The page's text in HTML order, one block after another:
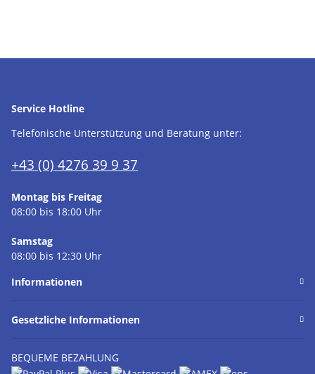
Service Hotline
Telefonische Unterstützung und Beratung unter:
+43 (0) 4276 39 9 37
Montag bis Freitag
08:00 bis 18:00 Uhr
Samstag
08:00 bis 12:30 Uhr
Informationen
Gesetzliche Informationen
BEQUEME BEZAHLUNG